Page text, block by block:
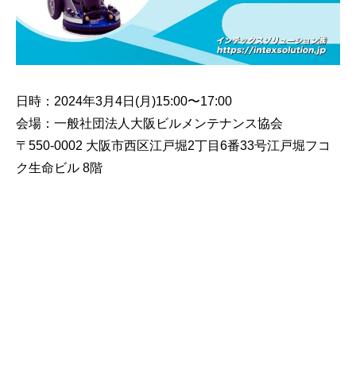
日時：2024年3月4日(月)15:00〜17:00
会場：一般社団法人大阪ビルメンテナンス協会
〒550-0002 大阪市西区江戸堀2丁目6番33号江戸堀フコ
ク生命ビル 8階